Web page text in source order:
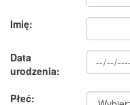
Imię:
Data
urodzenia:
Płeć: